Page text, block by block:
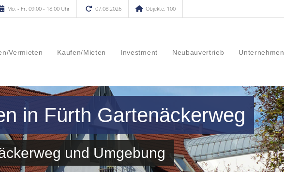
Mo. - Fr. 09.00 - 18.00 Uhr 07.08.2026 Objekte: 100
Vermieten Kaufen/Mieten Investment Neubauvertrieb Unternehmen
in Fürth Gartenäckerweg
und Umgebung